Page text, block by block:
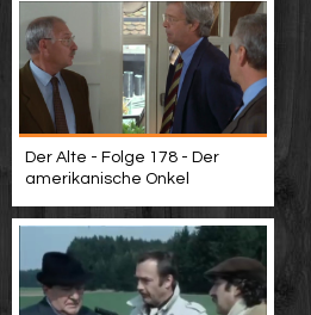
Der Alte - Folge 178 - Der
amerikanische Onkel